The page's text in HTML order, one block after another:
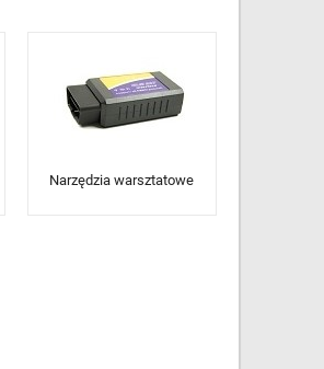
Narzędzia warsztatowe